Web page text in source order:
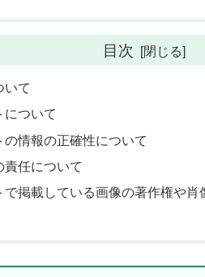
目次
いて
について
の情報の正確性について
責任について
で掲載している画像の著作権や肖